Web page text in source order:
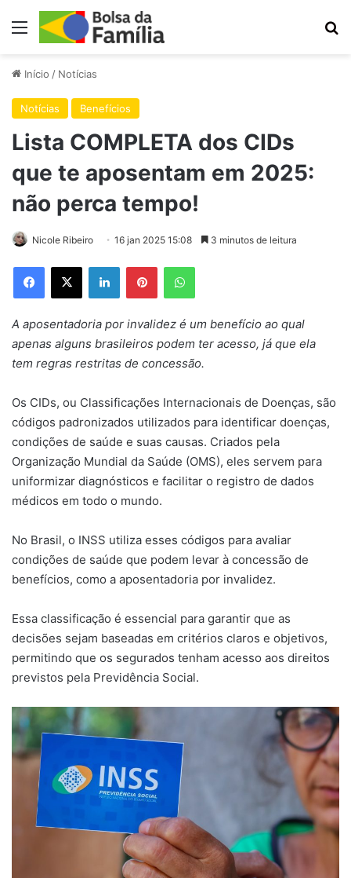
Menu
Início / Notícias
Notícias Benefícios
Lista COMPLETA dos CIDs
que te aposentam em 2025:
não perca tempo!
Nicole Ribeiro 16 jan 2025 15:08 3 minutos de leitura
Facebook
X LinkedinPinterestWhatsApp
A aposentadoria por invalidez é um benefício ao qual
apenas alguns brasileiros podem ter acesso, já que ela
tem regras restritas de concessão.
Os CIDs, ou Classificações Internacionais de Doenças, são
códigos padronizados utilizados para identificar doenças,
condições de saúde e suas causas. Criados pela
Organização Mundial da Saúde (OMS), eles servem para
uniformizar diagnósticos e facilitar o registro de dados
médicos em todo o mundo.
No Brasil, o INSS utiliza esses códigos para avaliar
condições de saúde que podem levar à concessão de
benefícios, como a aposentadoria por invalidez.
Essa classificação é essencial para garantir que as
decisões sejam baseadas em critérios claros e objetivos,
permitindo que os segurados tenham acesso aos direitos
previstos pela Previdência Social.